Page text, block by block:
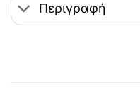
Περιγραφή